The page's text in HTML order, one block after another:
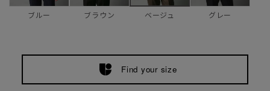
ブルー ブラウン ベージュ グレー
Find your size